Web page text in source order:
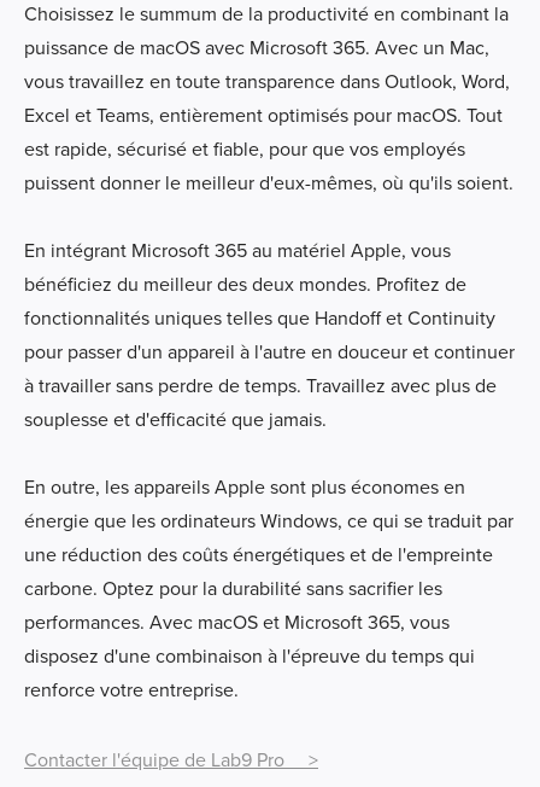
Choisissez le summum de la productivité en combinant la
puissance de macOS avec Microsoft 365. Avec un Mac,
vous travaillez en toute transparence dans Outlook, Word,
Excel et Teams, entièrement optimisés pour macOS. Tout
est rapide, sécurisé et fiable, pour que vos employés
puissent donner le meilleur d'eux-mêmes, où qu'ils soient.
En intégrant Microsoft 365 au matériel Apple, vous
bénéficiez du meilleur des deux mondes. Profitez de
fonctionnalités uniques telles que Handoff et Continuity
pour passer d'un appareil à l'autre en douceur et continuer
à travailler sans perdre de temps. Travaillez avec plus de
souplesse et d'efficacité que jamais.
En outre, les appareils Apple sont plus économes en
énergie que les ordinateurs Windows, ce qui se traduit par
une réduction des coûts énergétiques et de l'empreinte
carbone. Optez pour la durabilité sans sacrifier les
performances. Avec macOS et Microsoft 365, vous
disposez d'une combinaison à l'épreuve du temps qui
renforce votre entreprise.
Contacter l'équipe de Lab9 Pro >